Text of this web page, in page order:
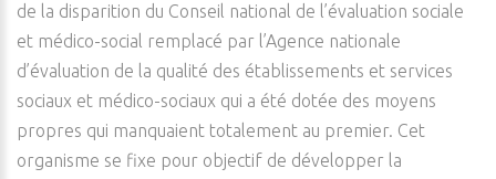
de la disparition du Conseil national de l’évaluation sociale
et médico-social remplacé par l’Agence nationale
d’évaluation de la qualité des établissements et services
sociaux et médico-sociaux qui a été dotée des moyens
propres qui manquaient totalement au premier. Cet
organisme se fixe pour objectif de développer la